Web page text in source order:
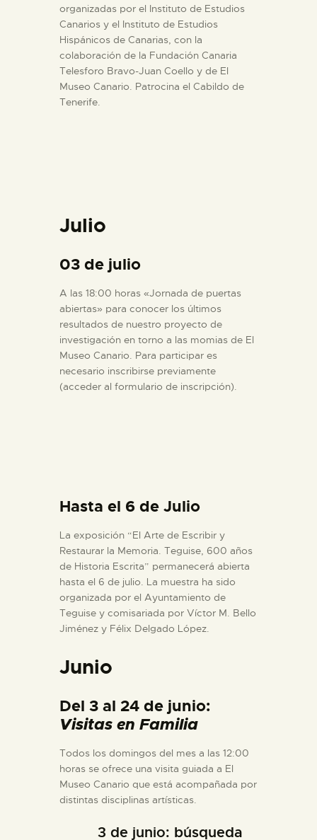
organizadas por el Instituto de Estudios
Canarios y el Instituto de Estudios
Hispánicos de Canarias, con la
colaboración de la Fundación Canaria
Telesforo Bravo-Juan Coello y de El
Museo Canario. Patrocina el Cabildo de
Tenerife.
Julio
03 de julio
A las 18:00 horas «Jornada de puertas
abiertas» para conocer los últimos
resultados de nuestro proyecto de
investigación en torno a las momias de El
Museo Canario. Para participar es
necesario inscribirse previamente
(acceder al formulario de inscripción).
Hasta el 6 de Julio
La exposición “El Arte de Escribir y
Restaurar la Memoria. Teguise, 600 años
de Historia Escrita” permanecerá abierta
hasta el 6 de julio. La muestra ha sido
organizada por el Ayuntamiento de
Teguise y comisariada por Víctor M. Bello
Jiménez y Félix Delgado López.
Junio
Del 3 al 24 de junio:
Visitas en Familia
Todos los domingos del mes a las 12:00
horas se ofrece una visita guiada a El
Museo Canario que está acompañada por
distintas disciplinas artísticas.
3 de junio: búsqueda